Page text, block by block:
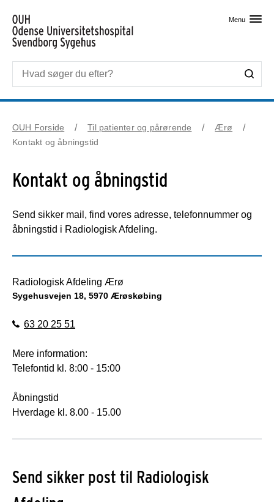
Menu
OUH Forside Til patienter og pårørende
Ærø
Kontakt og åbningstid
Kontakt og åbningstid
Send sikker mail, find vores adresse, telefonnummer og
åbningstid i Radiologisk Afdeling.
Radiologisk Afdeling Ærø
Sygehusvejen 18, 5970 Ærøskøbing
63 20 25 51
Mere information:
Telefontid kl. 8:00 - 15:00
Åbningstid
Hverdage kl. 8.00 - 15.00
Send sikker post til Radiologisk